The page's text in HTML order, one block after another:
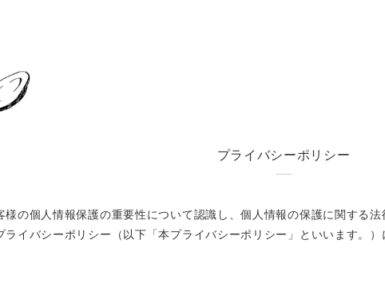
プライバシーポリシー
様の個人情報保護の重要性について認識し、個人情報の保護に関する
ライバシーポリシー（以下「本プライバシーポリシー」といいます。